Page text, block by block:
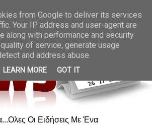
Οι Ειδήσεις Με Ένα
from Google to deliver its services
Your IP address and user-agent are
along with performance and security
of service, generate usage
and address abuse.
LEARN MORE GOT IT